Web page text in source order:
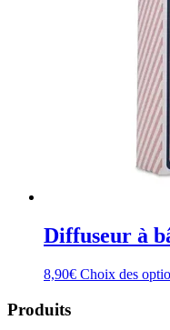
Diffuseur à
8,90€ Choix des
Produits